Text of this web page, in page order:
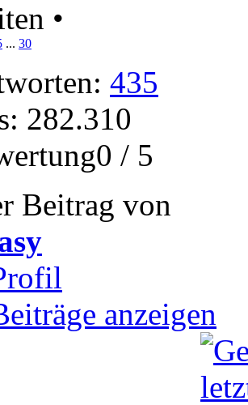
•
... 30
435
282.310
/ 5
Beitrag von
anzeigen